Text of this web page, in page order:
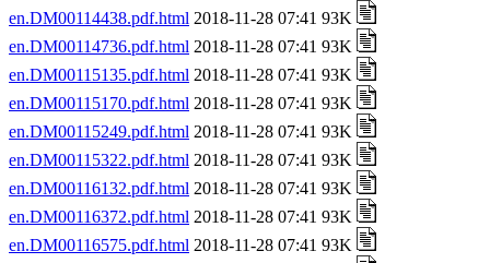
en.DM00114438.pdf.html 2018-11-28 07:41 93K
en.DM00114736.pdf.html 2018-11-28 07:41 93K
en.DM00115135.pdf.html 2018-11-28 07:41 93K
en.DM00115170.pdf.html 2018-11-28 07:41 93K
en.DM00115249.pdf.html 2018-11-28 07:41 93K
en.DM00115322.pdf.html 2018-11-28 07:41 93K
en.DM00116132.pdf.html 2018-11-28 07:41 93K
en.DM00116372.pdf.html 2018-11-28 07:41 93K
en.DM00116575.pdf.html 2018-11-28 07:41 93K